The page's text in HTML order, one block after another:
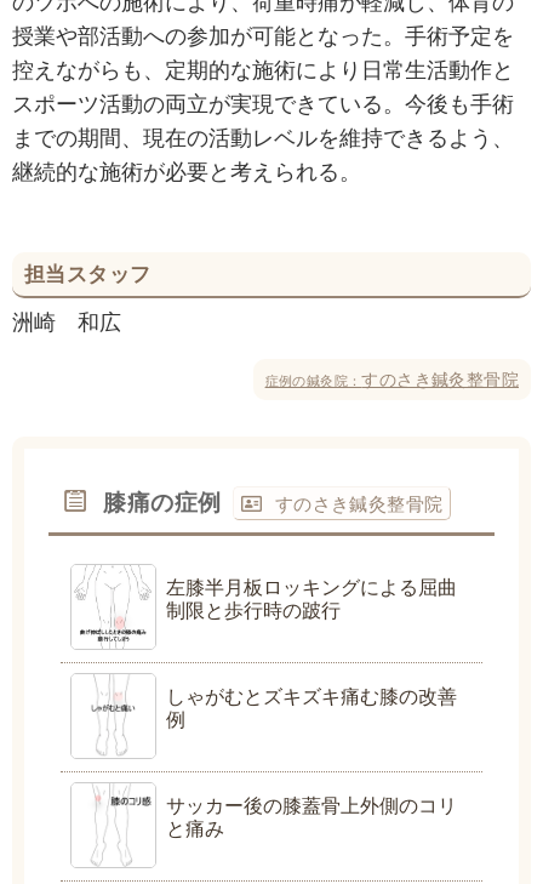
授業や部活動への参加が可能となった。手術予定を
控えながらも、定期的な施術により日常生活動作と
スポーツ活動の両立が実現できている。今後も手術
までの期間、現在の活動レベルを維持できるよう、
継続的な施術が必要と考えられる。
担当スタッフ
洲崎 和広
症例の鍼灸院：すのさき鍼灸整骨院
膝痛の症例 すのさき鍼灸整骨院
左膝半月板ロッキングによる屈曲
制限と歩行時の跛行
しゃがむとズキズキ痛む膝の改善
例
サッカー後の膝蓋骨上外側のコリ
と痛み